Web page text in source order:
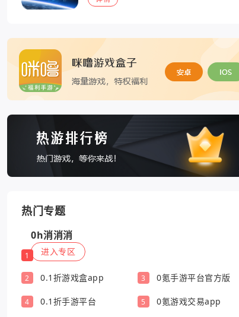
热门专题
1
0h消消消
进入专区
2 0.1折游戏盒app 3 0氪手游平台官方版
4 0.1折手游平台 5 0氪游戏交易app